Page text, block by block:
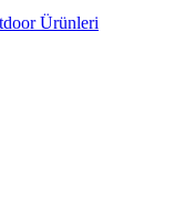
Ürünleri